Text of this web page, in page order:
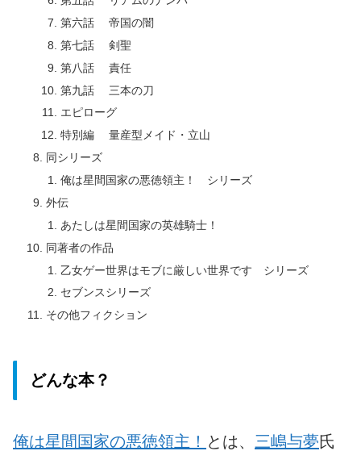
第六話 帝国の闇
第七話 剣聖
第八話 責任
第九話 三本の刀
エピローグ
特別編 量産型メイド・立山
同シリーズ
俺は星間国家の悪徳領主！ シリーズ
外伝
あたしは星間国家の英雄騎士！
同著者の作品
乙女ゲー世界はモブに厳しい世界です シリーズ
セブンスシリーズ
その他フィクション
どんな本？
俺は星間国家の悪徳領主！ とは、 三嶋与夢氏